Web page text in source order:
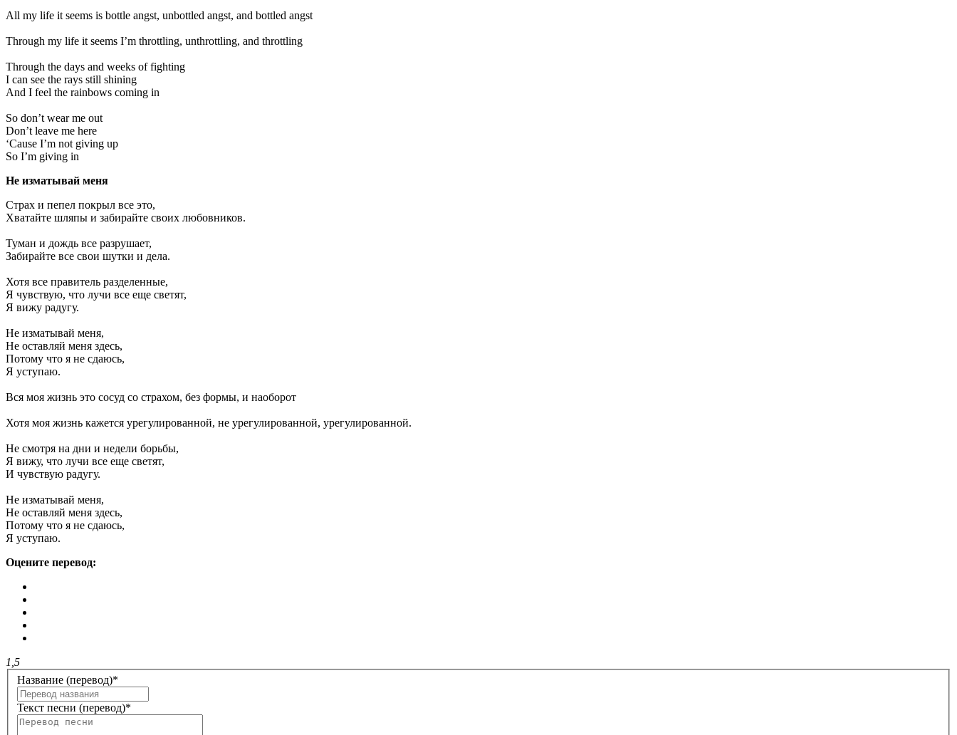
All my life it seems is bottle angst, unbottled angst, and bottled angst
Through my life it seems I’m throttling, unthrottling, and throttling
Through the days and weeks of fighting
I can see the rays still shining
And I feel the rainbows coming in
So don’t wear me out
Don’t leave me here
‘Cause I’m not giving up
So I’m giving in
Не изматывай меня
Страх и пепел покрыл все это,
Хватайте шляпы и забирайте своих любовников.
Туман и дождь все разрушает,
Забирайте все свои шутки и дела.
Хотя все правитель разделенные,
Я чувствую, что лучи все еще светят,
Я вижу радугу.
Не изматывай меня,
Не оставляй меня здесь,
Потому что я не сдаюсь,
Я уступаю.
Вся моя жизнь это сосуд со страхом, без формы, и наоборот
Хотя моя жизнь кажется урегулированной, не урегулированной, урегулированной.
Не смотря на дни и недели борьбы,
Я вижу, что лучи все еще светят,
И чувствую радугу.
Не изматывай меня,
Не оставляй меня здесь,
Потому что я не сдаюсь,
Я уступаю.
Оцените перевод:
1,5
Название (перевод)*
Текст песни (перевод)*